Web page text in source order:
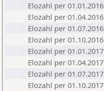
Elozahl per 01.01.2016
Elozahl per 01.04.2016
Elozahl per 01.07.2016
Elozahl per 01.10.2016
Elozahl per 01.01.2017
Elozahl per 01.04.2017
Elozahl per 01.07.2017
Elozahl per 01.10.2017